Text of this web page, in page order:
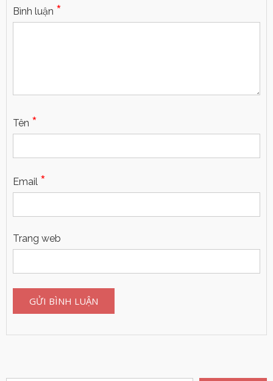
Bình luận *
Tên *
Email *
Trang web